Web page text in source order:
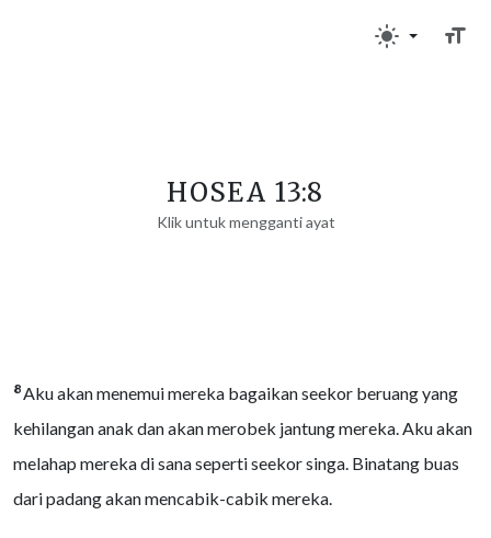
HOSEA 13:8
Klik untuk mengganti ayat
8Aku akan menemui mereka bagaikan seekor beruang yang
kehilangan anak dan akan merobek jantung mereka. Aku akan
melahap mereka di sana seperti seekor singa. Binatang buas
dari padang akan mencabik-cabik mereka.